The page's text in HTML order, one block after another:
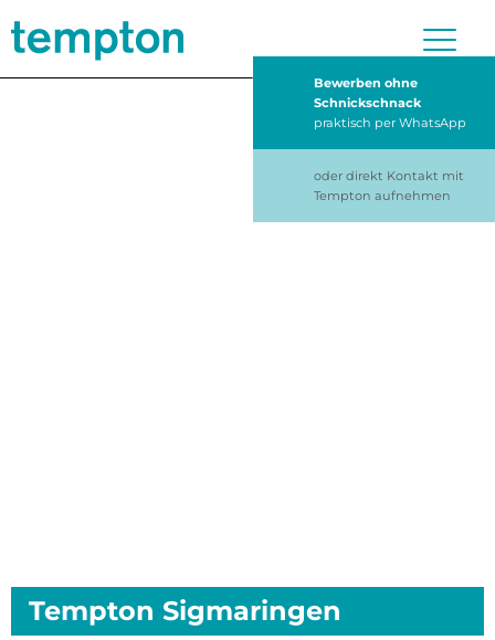
Bewerben ohne
Schnickschnack
praktisch per WhatsApp
oder direkt Kontakt mit
Tempton aufnehmen
Tempton Sigmaringen